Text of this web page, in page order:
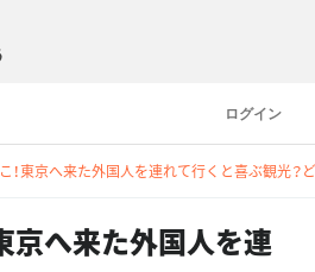
ログイン
！東京へ来た外国人を連れて行くと喜ぶ観光？
京へ来た外国人を連